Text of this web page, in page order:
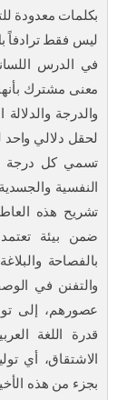
بكلمات معدودة
ليس فقط ترادفاً
في الدرس
معنى مشترك بأنها
والدرجة والدلالة
لحقل دلالي واحد
تسمي كل درجة
النفسية
تشريح هذه
ضمن بيئة تعتمد
بالفصاحة
والتفنن في
عصورهم، إلى
قدرة اللغة
الاشتقاق، أي
بجزء من هذه